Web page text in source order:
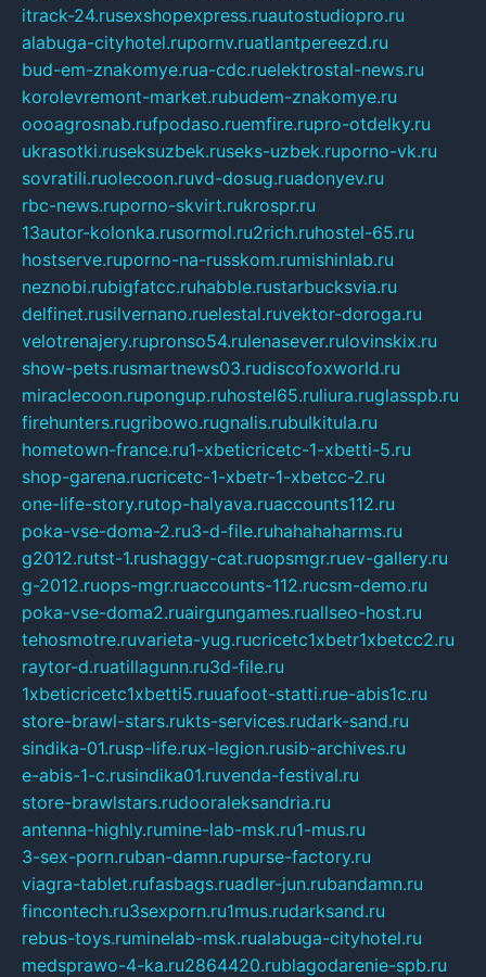
itrack-24.rusexshopexpress.ruautostudiopro.ru
alabuga-cityhotel.rupornv.ruatlantpereezd.ru
bud-em-znakomye.rua-cdc.ruelektrostal-news.ru
korolevremont-market.rubudem-znakomye.ru
oooagrosnab.rufpodaso.ruemfire.rupro-otdelky.ru
ukrasotki.ruseksuzbek.ruseks-uzbek.ruporno-vk.ru
sovratili.ruolecoon.ruvd-dosug.ruadonyev.ru
rbc-news.ruporno-skvirt.rukrospr.ru
13autor-kolonka.rusormol.ru2rich.ruhostel-65.ru
hostserve.ruporno-na-russkom.rumishinlab.ru
neznobi.rubigfatcc.ruhabble.rustarbucksvia.ru
delfinet.rusilvernano.ruelestal.ruvektor-doroga.ru
velotrenajery.rupronso54.rulenasever.rulovinskix.ru
show-pets.rusmartnews03.rudiscofoxworld.ru
miraclecoon.rupongup.ruhostel65.ruliura.ruglasspb.ru
firehunters.rugribowo.rugnalis.rubulkitula.ru
hometown-france.ru1-xbeticricetc-1-xbetti-5.ru
shop-garena.rucricetc-1-xbetr-1-xbetcc-2.ru
one-life-story.rutop-halyava.ruaccounts112.ru
poka-vse-doma-2.ru3-d-file.ruhahahaharms.ru
g2012.rutst-1.rushaggy-cat.ruopsmgr.ruev-gallery.ru
g-2012.ruops-mgr.ruaccounts-112.rucsm-demo.ru
poka-vse-doma2.ruairgungames.ruallseo-host.ru
tehosmotre.ruvarieta-yug.rucricetc1xbetr1xbetcc2.ru
raytor-d.ruatillagunn.ru3d-file.ru
1xbeticricetc1xbetti5.ruuafoot-statti.rue-abis1c.ru
store-brawl-stars.rukts-services.rudark-sand.ru
sindika-01.rusp-life.rux-legion.rusib-archives.ru
e-abis-1-c.rusindika01.ruvenda-festival.ru
store-brawlstars.rudooraleksandria.ru
antenna-highly.rumine-lab-msk.ru1-mus.ru
3-sex-porn.ruban-damn.rupurse-factory.ru
viagra-tablet.rufasbags.ruadler-jun.rubandamn.ru
fincontech.ru3sexporn.ru1mus.rudarksand.ru
rebus-toys.ruminelab-msk.rualabuga-cityhotel.ru
medsprawo-4-ka.ru2864420.rublagodarenie-spb.ru